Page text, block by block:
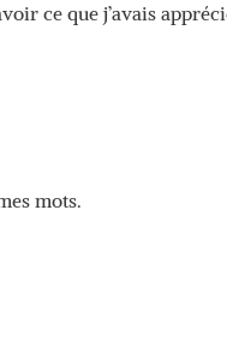
ce que j’avais
mots.